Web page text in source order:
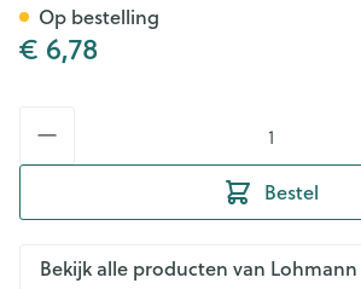
€ 6,78
Bestel
Op bestelling
Bekijk alle producten van Lohmann